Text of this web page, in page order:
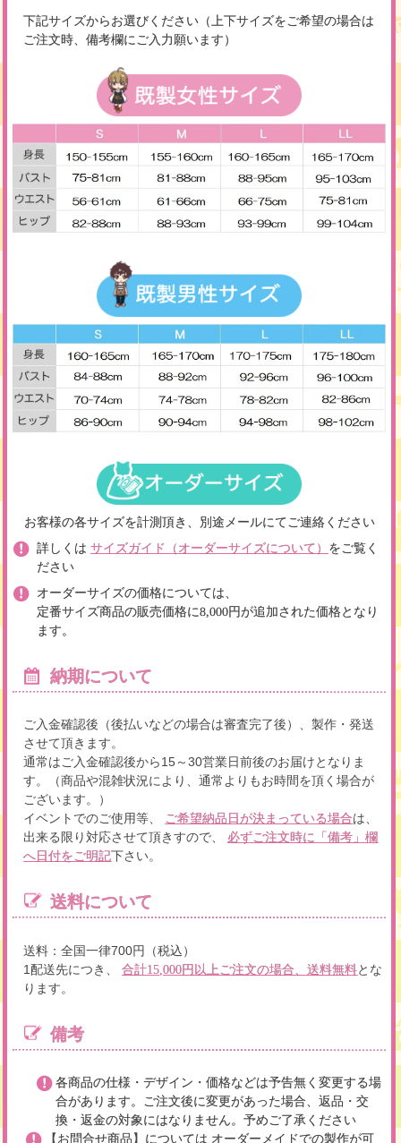
下記サイズからお選びください（上下サイズをご希望の場合は
ご注文時、備考欄にご入力願います）
お客様の各サイズを計測頂き、別途メールにてご連絡ください
詳しくは サイズガイド（オーダーサイズについて） をご覧く
ださい
オーダーサイズの価格については、
定番サイズ商品の販売価格に8,000円が追加された価格となり
ます。
納期について
ご入金確認後（後払いなどの場合は審査完了後）、製作・発送
させて頂きます。
通常はご入金確認後から15～30営業日前後のお届けとなりま
す。（商品や混雑状況により、通常よりもお時間を頂く場合が
ございます。）
イベントでのご使用等、 ご希望納品日が決まっている場合は、
出来る限り対応させて頂きすので、 必ずご注文時に「備考」欄
へ日付をご明記下さい。
送料について
送料：全国一律700円（税込）
1配送先につき、合計15,000円以上ご注文の場合、送料無料とな
ります。
備考
各商品の仕様・デザイン・価格などは予告無く変更する場
合があります。ご注文後に変更があった場合、返品・交
換・返金の対象にはなりません。予めご了承ください
【お問合せ商品】については オーダーメイドでの製作が可